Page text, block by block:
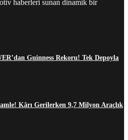
haberleri sunan dinamik bir
Guinness Rekoru! Tek Depoyla
Kârı Gerilerken 9,7 Milyon Araçlık